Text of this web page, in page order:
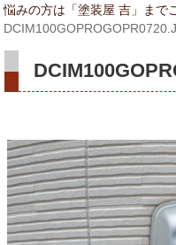
悩みの方は「塗装屋 吉」まで